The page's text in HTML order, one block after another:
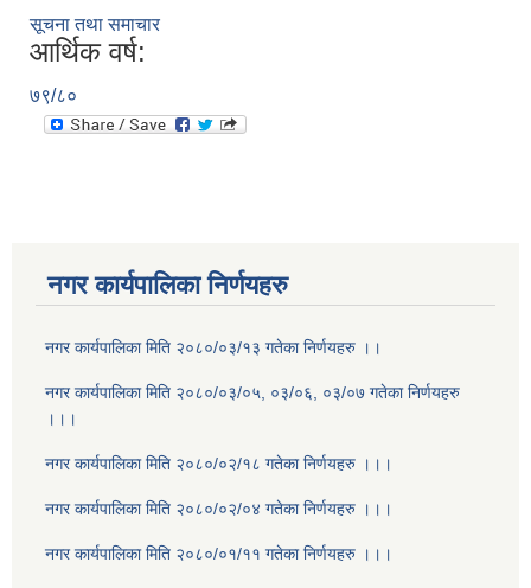
सूचना तथा समाचार
आर्थिक वर्ष:
७९/८०
नगर कार्यपालिका निर्णयहरु
नगर कार्यपालिका मिति २०८०/०३/१३ गतेका निर्णयहरु ।।
नगर कार्यपालिका मिति २०८०/०३/०५, ०३/०६, ०३/०७ गतेका निर्णयहरु
।।।
नगर कार्यपालिका मिति २०८०/०२/१८ गतेका निर्णयहरु ।।।
नगर कार्यपालिका मिति २०८०/०२/०४ गतेका निर्णयहरु ।।।
नगर कार्यपालिका मिति २०८०/०१/११ गतेका निर्णयहरु ।।।